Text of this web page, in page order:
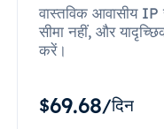
वास्तविक आवासीय
सीमा नहीं, और
करें।
$69.68/दिन